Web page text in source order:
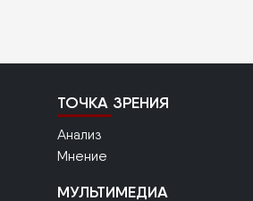
ТОЧКА ЗРЕНИЯ
Анализ
Мнение
МУЛЬТИМЕДИА